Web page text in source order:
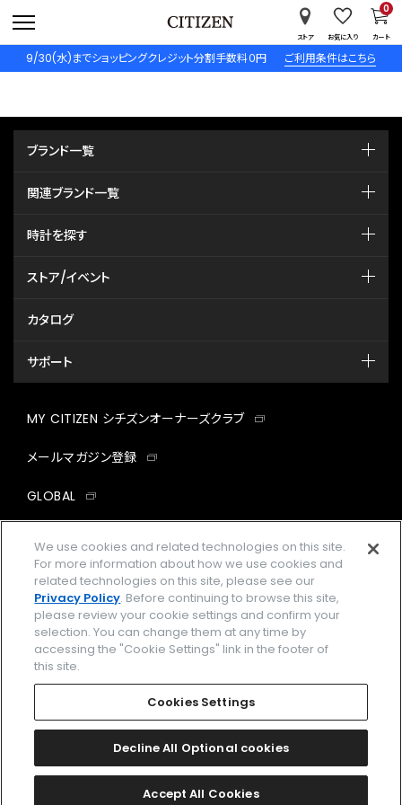
9/30(水)までショッピングクレジット分割手数料０円 ご利用条件はこちら
ストア お気に入り カート
0
ブランド一覧
関連ブランド一覧
時計を探す
ストア/イベント
カタログ
サポート
MY CITIZEN シチズンオーナーズクラブ
メールマガジン登録
GLOBAL
facebookinstagramtwitter
企業情報 ご利用規約
プライバシーポリシー Cookies Settings
Amazon PayはAmazon.com, Inc.またはその関連会社の商標です。
2026 CITIZEN WATCH CO., LTD.
We use cookies and related technologies on this site.
For more information about how we use cookies and
related technologies on this site, please see our
Privacy Policy. Before continuing to browse this site,
please review your cookie settings and confirm your
selection. You can change them at any time by
accessing the "Cookie Settings" link in the footer of
this site.
Cookies Settings
Decline All Optional cookies
Accept All Cookies